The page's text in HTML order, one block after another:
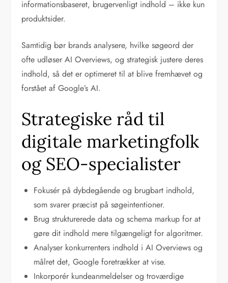
informationsbaseret, brugervenligt indhold – ikke kun
produktsider.
Samtidig bør brands analysere, hvilke søgeord der
ofte udløser AI Overviews, og strategisk justere deres
indhold, så det er optimeret til at blive fremhævet og
forstået af Google’s AI.
Strategiske råd til
digitale marketingfolk
og SEO-specialister
Fokusér på dybdegående og brugbart indhold,
som svarer præcist på søgeintentioner.
Brug strukturerede data og schema markup for at
gøre dit indhold mere tilgængeligt for algoritmer.
Analyser konkurrenters indhold i AI Overviews og
målret det, Google foretrækker at vise.
Inkorporér kundeanmeldelser og troværdige